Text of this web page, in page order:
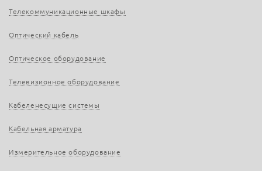
Телекоммуникационные шкафы
Оптический кабель
Оптическое оборудование
Телевизионное оборудование
Кабеленесущие системы
Кабельная арматура
Измерительное оборудование